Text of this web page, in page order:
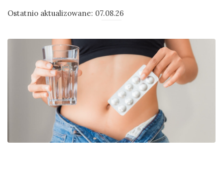
Ostatnio aktualizowane: 07.08.26